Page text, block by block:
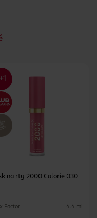
na rty 2000 Calorie 030
Factor 4.4 ml